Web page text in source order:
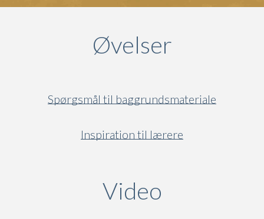
Øvelser
Spørgsmål til baggrundsmateriale
Inspiration til lærere
Video